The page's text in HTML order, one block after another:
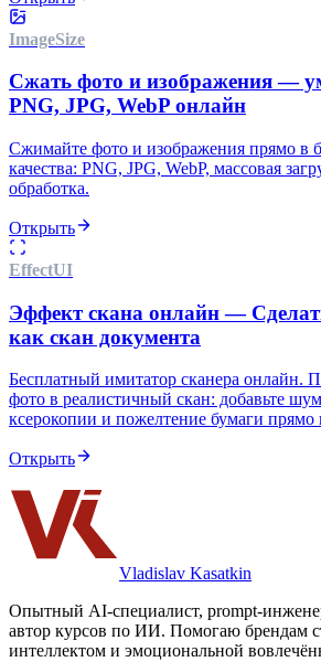
ImageSize
Сжать фото и изображения —
PNG, JPG, WebP онлайн
Сжимайте фото и изображения прямо в
качества: PNG, JPG, WebP, массовая
обработка.
Открыть
EffectUI
Эффект скана онлайн —
как скан документа
Бесплатный имитатор сканера онлайн.
фото в реалистичный скан: добавьте
ксерокопии и пожелтение бумаги прямо
Открыть
Vladislav Kasatkin
Опытный AI-специалист, prompt-
автор курсов по ИИ. Помогаю брендам
интеллектом и эмоциональной